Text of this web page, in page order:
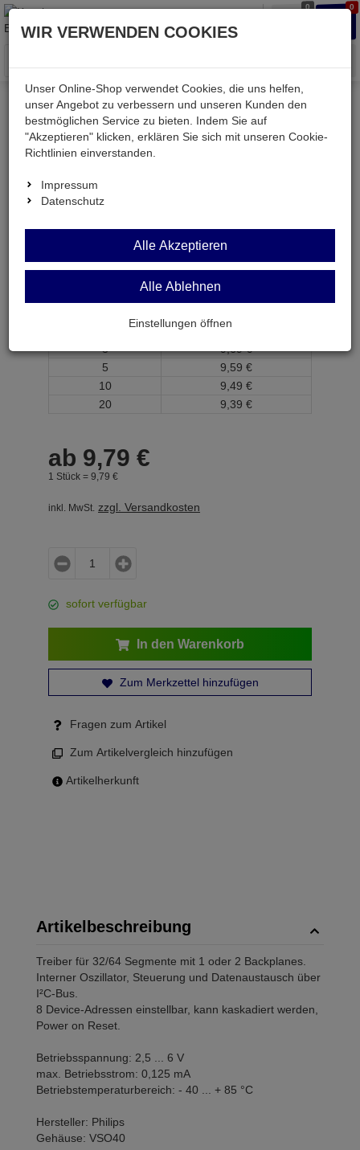
0 0
Menü
Weiter einkaufen Kessler electronic PCF8577T-SMD
PCF8577T-SMD
LCD-Treiber 32/64 Segmente VSO40
991543;0
9,79
3
9,69 €
5
9, 59 €
10
9, 49 €
20
9, 39 €
ab 9,79 €
1 Stück = 9, 79 €
inkl. MwSt. zzgl. Versandkosten
sofort verfügbar
In den Warenkorb
Zum Merkzettel hinzufügen
Fragen zum Artikel
Zum Artikelvergleich hinzufügen
Artikelherkunft
Artikelbeschreibung
Treiber für 32/64 Segmente mit 1 oder 2 Backplanes.
Interner Oszillator, Steuerung und Datenaustausch über
I²C-Bus.
8 Device-Adressen einstellbar, kann kaskadiert werden,
Power on Reset.
Betriebsspannung: 2,5 ... 6 V
max. Betriebsstrom: 0,125 mA
Betriebstemperaturbereich: - 40 ... + 85 °C
Hersteller: Philips
Gehäuse: VSO40
WIR VERWENDEN COOKIES
Unser Online-Shop verwendet Cookies, die uns helfen,
unser Angebot zu verbessern und unseren Kunden den
bestmöglichen Service zu bieten. Indem Sie auf
"Akzeptieren" klicken, erklären Sie sich mit unseren Cookie-
Richtlinien einverstanden.
Impressum
Datenschutz
Alle Akzeptieren
Alle Ablehnen
Einstellungen öffnen